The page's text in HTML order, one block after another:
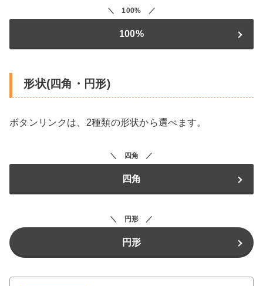
100%
100%
形状(四角・円形)
ボタンリンクは、2種類の形状から選べます。
四角
四角
円形
円形